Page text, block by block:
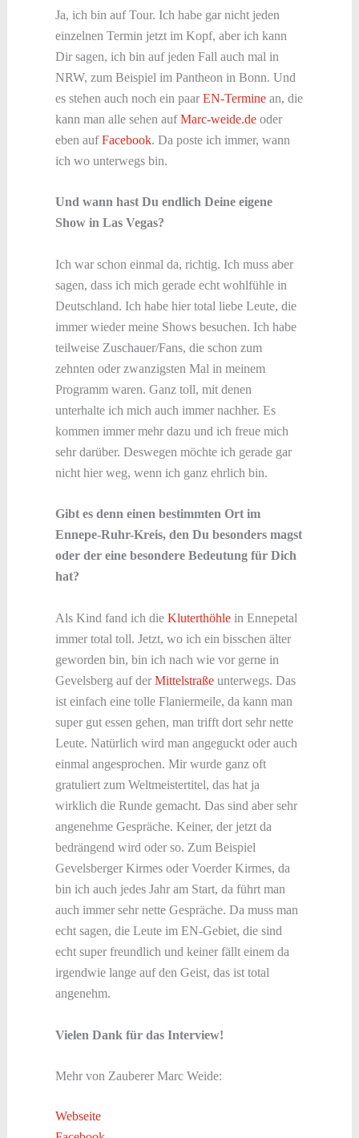
Ja, ich bin auf Tour. Ich habe gar nicht jeden
einzelnen Termin jetzt im Kopf, aber ich kann
Dir sagen, ich bin auf jeden Fall auch mal in
NRW, zum Beispiel im Pantheon in Bonn. Und
es stehen auch noch ein paar EN-Terminean, die
kann man alle sehen aufMarc-weide.deoder
eben aufFacebook. Da poste ich immer, wann
ich wo unterwegs bin.
Und wann hast Du endlich Deine eigene
Show in Las Vegas?
Ich war schon einmal da, richtig. Ich muss aber
sagen, dass ich mich gerade echt wohlfühle in
Deutschland. Ich habe hier total liebe Leute, die
immer wieder meine Shows besuchen. Ich habe
teilweise Zuschauer/Fans, die schon zum
zehnten oder zwanzigsten Mal in meinem
Programm waren. Ganz toll, mit denen
unterhalte ich mich auch immer nachher. Es
kommen immer mehr dazu und ich freue mich
sehr darüber. Deswegen möchte ich gerade gar
nicht hier weg, wenn ich ganz ehrlich bin.
Gibt es denn einen bestimmten Ort im
Ennepe-Ruhr-Kreis, den Du besonders magst
oder der eine besondere Bedeutung für Dich
hat?
Als Kind fand ich die Kluterthöhlein Ennepetal
immer total toll. Jetzt, wo ich ein bisschen älter
geworden bin, bin ich nach wie vor gerne in
Gevelsberg auf der Mittelstraßeunterwegs. Das
ist einfach eine tolle Flaniermeile, da kann man
super gut essen gehen, man trifft dort sehr nette
Leute. Natürlich wird man angeguckt oder auch
einmal angesprochen. Mir wurde ganz oft
gratuliert zum Weltmeistertitel, das hat ja
wirklich die Runde gemacht. Das sind aber sehr
angenehme Gespräche. Keiner, der jetzt da
bedrängend wird oder so. Zum Beispiel
Gevelsberger Kirmes oder Voerder Kirmes, da
bin ich auch jedes Jahr am Start, da führt man
auch immer sehr nette Gespräche. Da muss man
echt sagen, die Leute im EN-Gebiet, die sind
echt super freundlich und keiner fällt einem da
irgendwie lange auf den Geist, das ist total
angenehm.
Vielen Dank für das Interview!
Mehr von Zauberer Marc Weide:
Webseite